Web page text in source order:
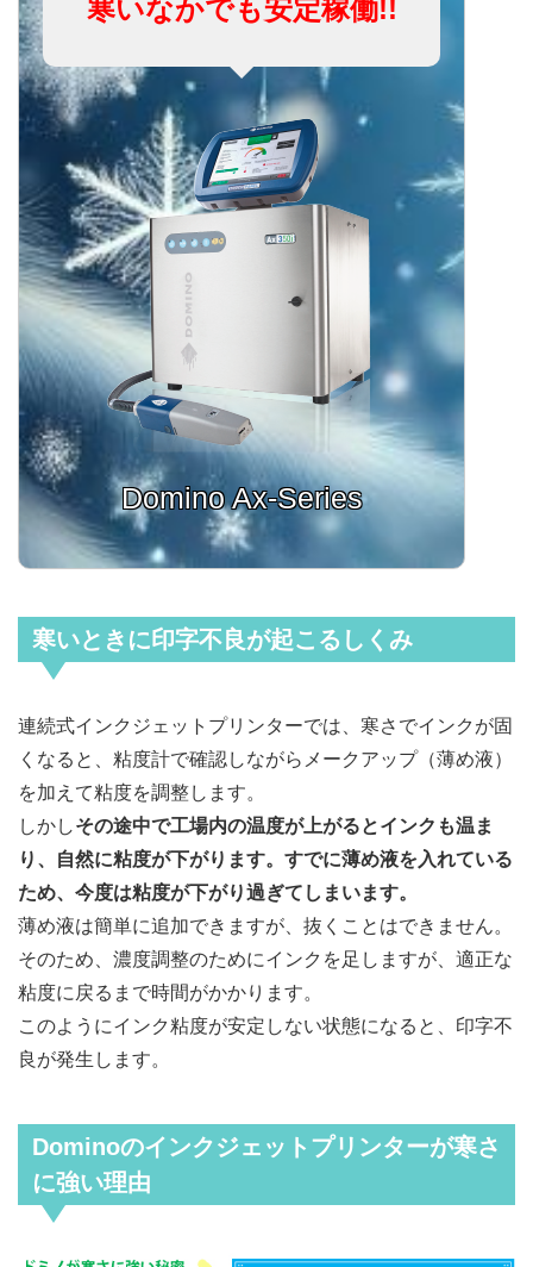
寒いなかでも安定稼働!!
Domino Ax-Series
寒いときに印字不良が起こるしくみ​
連続式インクジェットプリンターでは、寒さでインクが固
くなると、粘度計で確認しながらメークアップ（薄め液）
を加えて粘度を調整します。
しかしその途中で工場内の温度が上がるとインクも温ま
り、自然に粘度が下がります。すでに薄め液を入れている
ため、今度は粘度が下がり過ぎてしまいます。
薄め液は簡単に追加できますが、抜くことはできません。
そのため、濃度調整のためにインクを足しますが、適正な
粘度に戻るまで時間がかかります。
このようにインク粘度が安定しない状態になると、印字不
良が発生します。
Dominoのインクジェットプリンターが寒さ
に強い理由